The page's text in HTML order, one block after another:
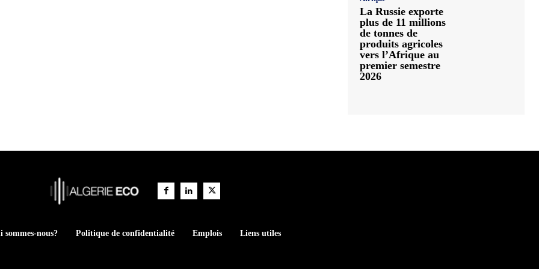
La Russie exporte
plus de 11 millions
de tonnes de
produits agricoles
vers l’Afrique au
premier semestre
2026
sommes-nous? Politique de confidentialité Emplois Liens utiles